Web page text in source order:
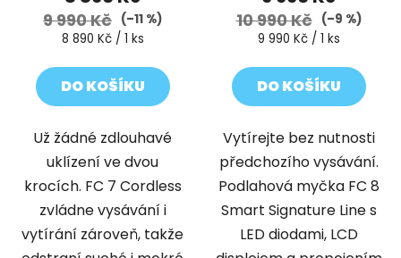
9 990 Kč (–11 %)
Měrná
8 890 Kč / 1 ks
DO KOŠÍKU
Už žádné zdlouhavé
uklízení ve dvou
krocích. FC 7 Cordless
zvládne vysávání i
vytírání zároveň, takže
10 990 Kč
(–9 %)
Měrná
9 990 Kč / 1 ks
DO KOŠÍKU
Vytírejte bez nutnosti
předchozího vysávání.
Podlahová myčka FC 8
Smart Signature Line s
LED diodami, LCD